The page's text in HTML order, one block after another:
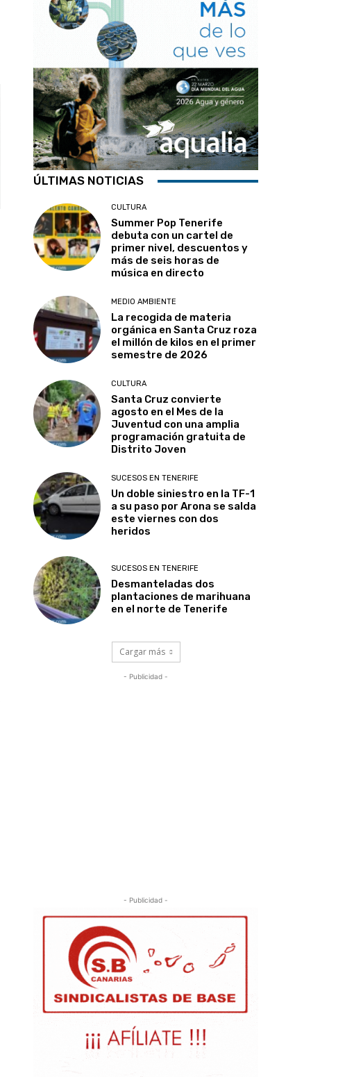
ÚLTIMAS NOTICIAS
CULTURA
Summer Pop Tenerife
debuta con un cartel de
primer nivel, descuentos y
más de seis horas de
música en directo
MEDIO AMBIENTE
La recogida de materia
orgánica en Santa Cruz roza
el millón de kilos en el primer
semestre de 2026
CULTURA
Santa Cruz convierte
agosto en el Mes de la
Juventud con una amplia
programación gratuita de
Distrito Joven
SUCESOS EN TENERIFE
Un doble siniestro en la TF-1
a su paso por Arona se salda
este viernes con dos
heridos
SUCESOS EN TENERIFE
Desmanteladas dos
plantaciones de marihuana
en el norte de Tenerife
Cargar más
- Publicidad -
- Publicidad -